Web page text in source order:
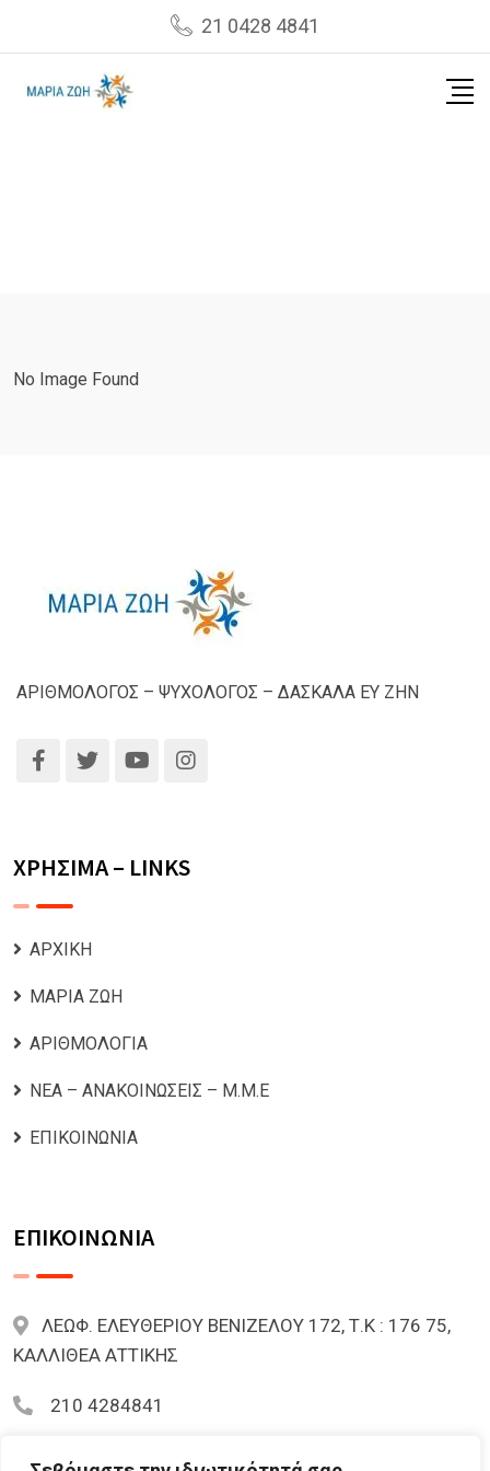
21 0428 4841
No Image Found
ΑΡΙΘΜΟΛΟΓΟΣ – ΨΥΧΟΛΟΓΟΣ – ΔΑΣΚΑΛΑ ΕΥ ΖΗΝ
ΧΡΗΣΙΜΑ – LINKS
ΑΡΧΙΚΗ
ΜΑΡΙΑ ΖΩΗ
ΑΡΙΘΜΟΛΟΓΙΑ
ΝΕΑ – ΑΝΑΚΟΙΝΩΣΕΙΣ – Μ.Μ.Ε
ΕΠΙΚΟΙΝΩΝΙΑ
ΕΠΙΚΟΙΝΩΝΙΑ
ΛΕΩΦ. ΕΛΕΥΘΕΡΙΟΥ ΒΕΝΙΖΕΛΟΥ 172, Τ.Κ : 176 75,
ΚΑΛΛΙΘΕΑ ΑΤΤΙΚΗΣ
210 4284841
mariazoi.powernumbers@gmail.com